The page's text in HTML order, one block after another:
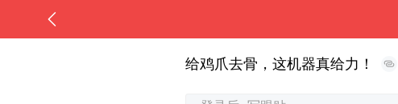
给鸡爪去骨，这机器真给力！